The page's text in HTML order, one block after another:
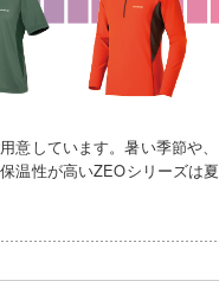
しています。暑い季節や、
温性が高いZEOシリーズは夏